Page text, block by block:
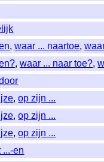
,waar ... naartoe,
,waar ... naar toe?,
,op zijn ...
,op zijn ...
,op zijn ...
...-en